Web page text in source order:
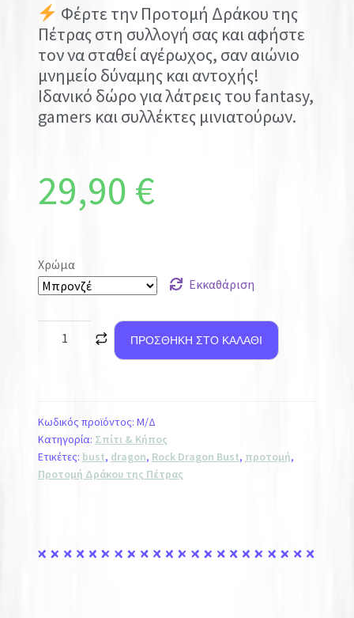
Φέρτε την Προτομή Δράκου της
Πέτρας στη συλλογή σας και αφήστε
τον να σταθεί αγέρωχος, σαν αιώνιο
μνημείο δύναμης και αντοχής!
Ιδανικό δώρο για λάτρεις του fantasy,
gamers και συλλέκτες μινιατούρων.
29,90 €
Χρώμα
Εκκαθάριση
ΠΡΟΣΘΉΚΗ ΣΤΟ ΚΑΛΆΘΙ
Κωδικός προϊόντος: Μ/Δ
Κατηγορία: Σπίτι & Κήπος
Ετικέτες: bust, dragon, Rock Dragon Bust, προτομή,
Προτομή Δράκου της Πέτρας